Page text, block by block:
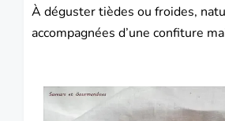
À déguster tièdes ou froides,
accompagnées d’une confiture